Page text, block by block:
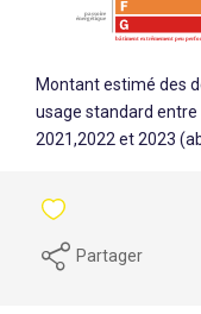
Montant estimé des
usage standard entre
2021,2022 et 2023
Partager